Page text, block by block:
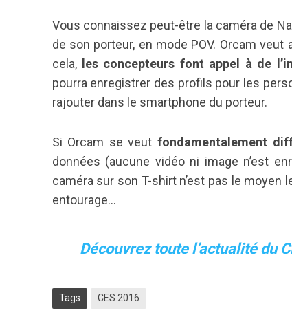
Vous connaissez peut-être la caméra de
de son porteur, en mode POV. Orcam
cela,
les concepteurs font appel à de
pourra enregistrer des profils pour les
rajouter dans le smartphone du porteur.
Si Orcam se veutfondamentalement
données (aucune vidéo ni image n’est
caméra sur son T-shirt n’est pas le
entourage…
Découvrez toute l’actualité du
Tags CES 2016